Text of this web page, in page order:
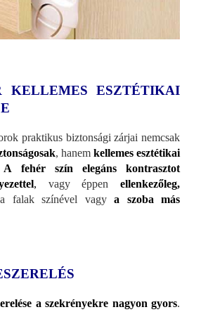
KELLEMES ESZTÉTIKAI
praktikus biztonsági zárjai nemcsak
, hanem kellemes esztétikai
A fehér szín
elegáns kontrasztot
, vagy éppenellenkezőleg,
falak színével vagy a szoba más
a szekrényekre nagyon gyors.